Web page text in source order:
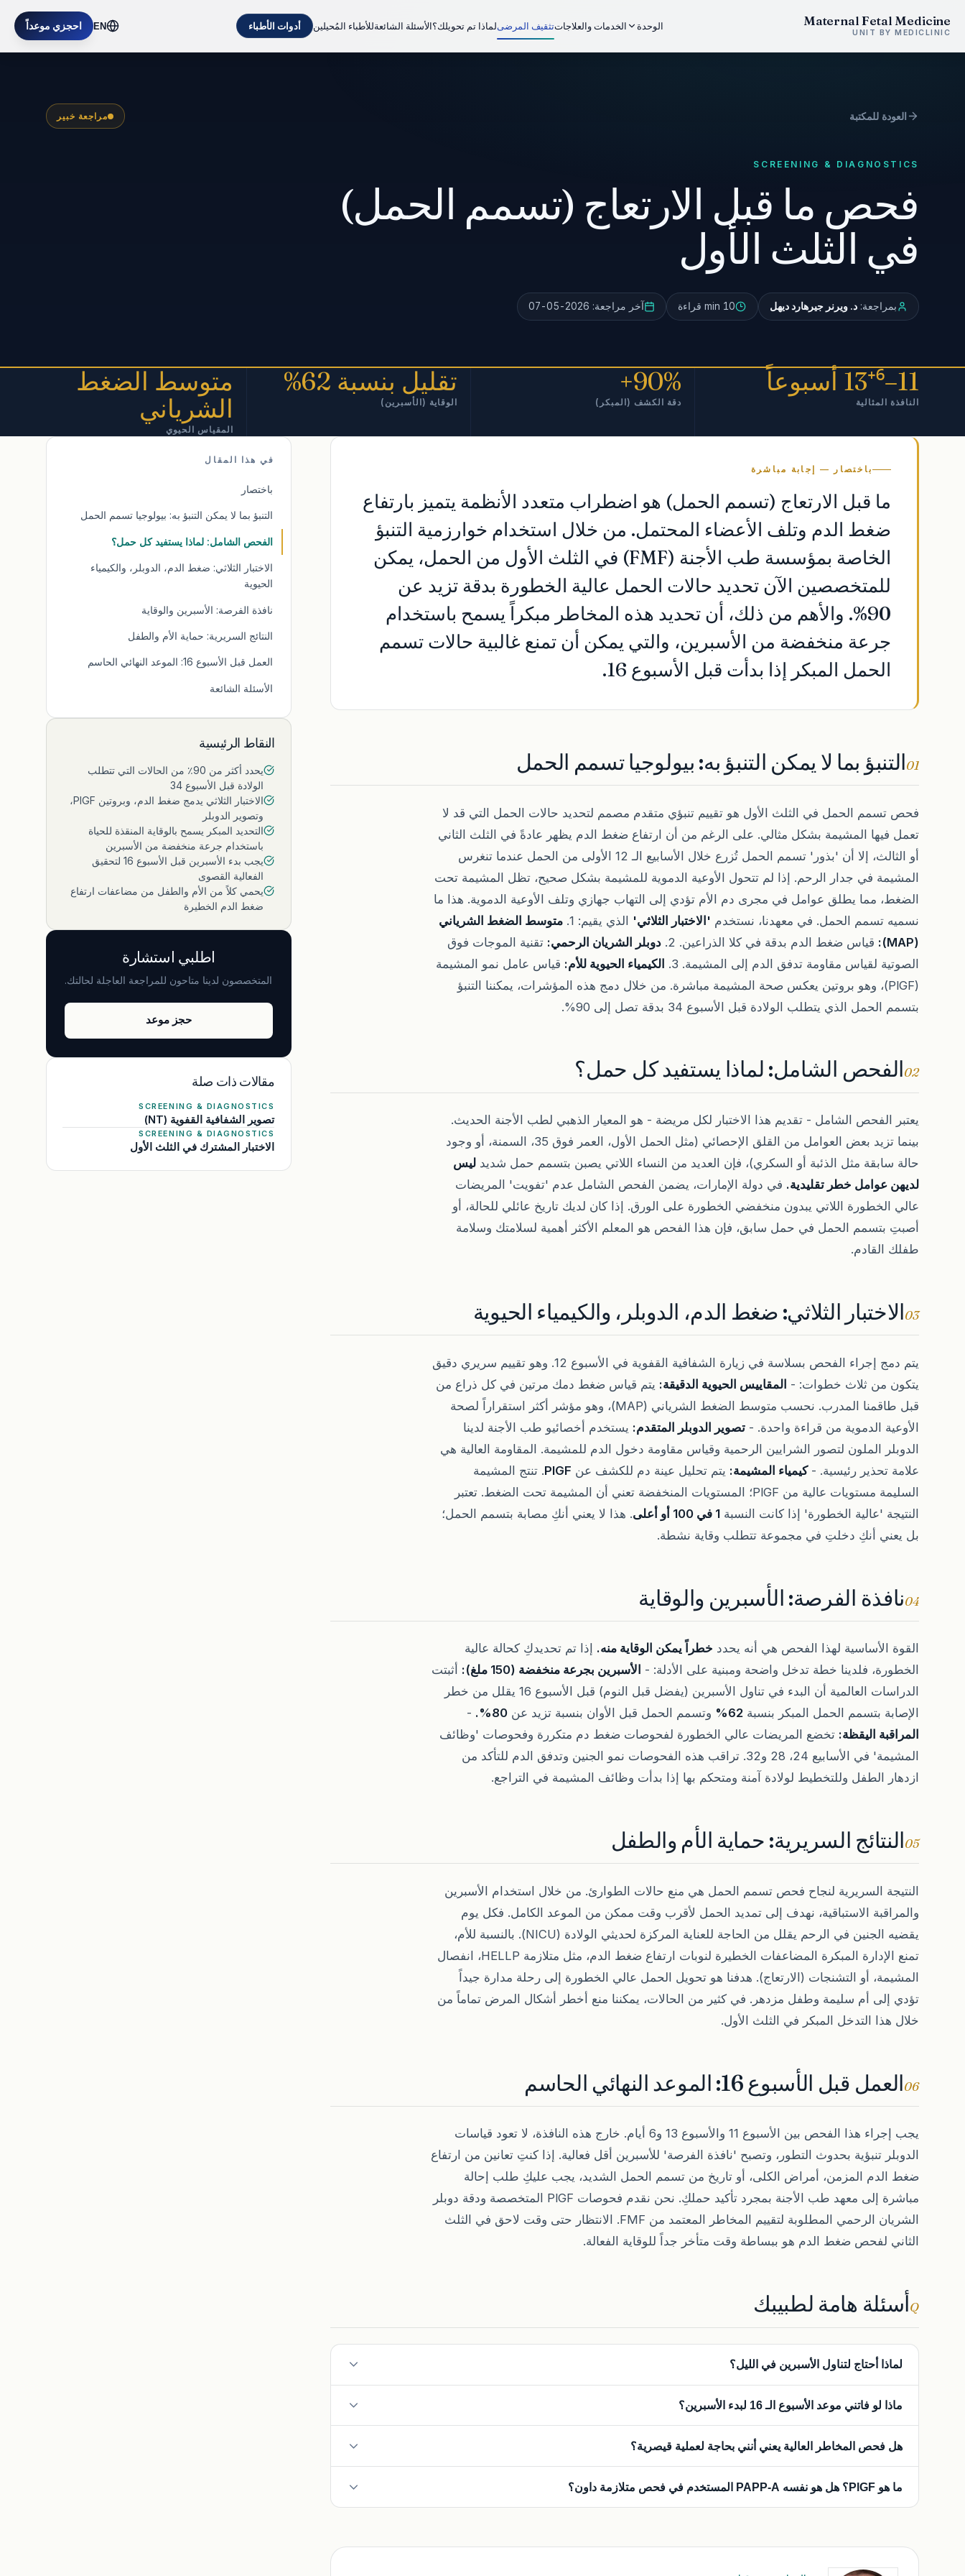
Maternal Fetal Medicine
UNIT BY MEDICLINIC
الوحدة الخدمات والعلاجاتتثقيف المرضىلماذا تم تحويلك؟الأسئلة الشائعةللأطباء المُحيلين أدوات الأطباء EN احجزي موعداً
العودة للمكتبة مراجعة خبير
SCREENING & DIAGNOSTICS
فحص ما قبل الارتعاج (تسمم الحمل)
في الثلث الأول
بمراجعة: د. ويرنر جيرهارد ديهل 10 min قراءة آخر مراجعة: 2026-05-07
11–13⁺⁶ أسبوعاً
النافذة المثالية
90%+
دقة الكشف (المبكر)
تقليل بنسبة 62%
الوقاية (الأسبرين)
متوسط الضغط
الشرياني
المقياس الحيوي
باختصار — إجابة مباشرة
ما قبل الارتعاج (تسمم الحمل) هو اضطراب متعدد الأنظمة يتميز بارتفاع
ضغط الدم وتلف الأعضاء المحتمل. من خلال استخدام خوارزمية التنبؤ
الخاصة بمؤسسة طب الأجنة (FMF) في الثلث الأول من الحمل، يمكن
للمتخصصين الآن تحديد حالات الحمل عالية الخطورة بدقة تزيد عن
90%. والأهم من ذلك، أن تحديد هذه المخاطر مبكراً يسمح باستخدام
جرعة منخفضة من الأسبرين، والتي يمكن أن تمنع غالبية حالات تسمم
الحمل المبكر إذا بدأت قبل الأسبوع 16.
01التنبؤ بما لا يمكن التنبؤ به: بيولوجيا تسمم الحمل
فحص تسمم الحمل في الثلث الأول هو تقييم تنبؤي متقدم مصمم لتحديد حالات الحمل التي قد لا
تعمل فيها المشيمة بشكل مثالي. على الرغم من أن ارتفاع ضغط الدم يظهر عادةً في الثلث الثاني
أو الثالث، إلا أن 'بذور' تسمم الحمل تُزرع خلال الأسابيع الـ 12 الأولى من الحمل عندما تنغرس
المشيمة في جدار الرحم. إذا لم تتحول الأوعية الدموية للمشيمة بشكل صحيح، تظل المشيمة تحت
الضغط، مما يطلق عوامل في مجرى دم الأم تؤدي إلى التهاب جهازي وتلف الأوعية الدموية. هذا ما
نسميه تسمم الحمل. في معهدنا، نستخدم 'الاختبار الثلاثي' الذي يقيم: 1.
متوسط الضغط الشرياني
(MAP):
قياس ضغط الدم بدقة في كلا الذراعين. 2. دوبلر الشريان الرحمي: تقنية الموجات فوق
الصوتية لقياس مقاومة تدفق الدم إلى المشيمة. 3.
الكيمياء الحيوية للأم: قياس عامل نمو المشيمة
(PlGF)، وهو بروتين يعكس صحة المشيمة مباشرة. من خلال دمج هذه المؤشرات، يمكننا التنبؤ
بتسمم الحمل الذي يتطلب الولادة قبل الأسبوع 34 بدقة تصل إلى 90%.
02الفحص الشامل: لماذا يستفيد كل حمل؟
يعتبر الفحص الشامل - تقديم هذا الاختبار لكل مريضة - هو المعيار الذهبي لطب الأجنة الحديث.
بينما تزيد بعض العوامل من القلق الإحصائي (مثل الحمل الأول، العمر فوق 35، السمنة، أو وجود
حالة سابقة مثل الذئبة أو السكري)، فإن العديد من النساء اللاتي يصبن بتسمم حمل شديد ليس
لديهن عوامل خطر تقليدية. في دولة الإمارات، يضمن الفحص الشامل عدم 'تفويت' المريضات
عالي الخطورة اللاتي يبدون منخفضي الخطورة على الورق. إذا كان لديك تاريخ عائلي للحالة، أو
أصبتِ بتسمم الحمل في حمل سابق، فإن هذا الفحص هو المعلم الأكثر أهمية لسلامتك وسلامة
طفلك القادم.
03الاختبار الثلاثي: ضغط الدم، الدوبلر، والكيمياء الحيوية
يتم دمج إجراء الفحص بسلاسة في زيارة الشفافية القفوية في الأسبوع 12. وهو تقييم سريري دقيق
يتكون من ثلاث خطوات: - المقاييس الحيوية الدقيقة: يتم قياس ضغط دمك مرتين في كل ذراع من
قبل طاقمنا المدرب. نحسب متوسط الضغط الشرياني (MAP)، وهو مؤشر أكثر استقراراً لصحة
الأوعية الدموية من قراءة واحدة. - تصوير الدوبلر المتقدم: يستخدم أخصائيو طب الأجنة لدينا
الدوبلر الملون لتصور الشرايين الرحمية وقياس مقاومة دخول الدم للمشيمة. المقاومة العالية هي
علامة تحذير رئيسية. -كيمياء المشيمة: يتم تحليل عينة دم للكشف عن PlGF. تنتج المشيمة
السليمة مستويات عالية من PlGF؛ المستويات المنخفضة تعني أن المشيمة تحت الضغط. تعتبر
النتيجة 'عالية الخطورة' إذا كانت النسبة 1 في 100 أو أعلى
. هذا لا يعني أنكِ مصابة بتسمم الحمل؛
بل يعني أنكِ دخلتِ في مجموعة تتطلب وقاية نشطة.
04نافذة الفرصة: الأسبرين والوقاية
القوة الأساسية لهذا الفحص هي أنه يحدد خطراً يمكن الوقاية منه. إذا تم تحديدكِ كحالة عالية
الخطورة، فلدينا خطة تدخل واضحة ومبنية على الأدلة: - الأسبرين بجرعة منخفضة (150 ملغ):
أثبتت
الدراسات العالمية أن البدء في تناول الأسبرين (يفضل قبل النوم) قبل الأسبوع 16 يقلل من خطر
الإصابة بتسمم الحمل المبكر بنسبة 62% وتسمم الحمل قبل الأوان بنسبة تزيد عن 80%.
-
المراقبة اليقظة: تخضع المريضات عالي الخطورة لفحوصات ضغط دم متكررة وفحوصات 'وظائف
المشيمة' في الأسابيع 24، 28 و32. تراقب هذه الفحوصات نمو الجنين وتدفق الدم للتأكد من
ازدهار الطفل وللتخطيط لولادة آمنة ومتحكم بها إذا بدأت وظائف المشيمة في التراجع.
05النتائج السريرية: حماية الأم والطفل
النتيجة السريرية لنجاح فحص تسمم الحمل هي منع حالات الطوارئ. من خلال استخدام الأسبرين
والمراقبة الاستباقية، نهدف إلى تمديد الحمل لأقرب وقت ممكن من الموعد الكامل. فكل يوم
يقضيه الجنين في الرحم يقلل من الحاجة للعناية المركزة لحديثي الولادة (NICU). بالنسبة للأم،
تمنع الإدارة المبكرة المضاعفات الخطيرة لنوبات ارتفاع ضغط الدم، مثل متلازمة HELLP، انفصال
المشيمة، أو التشنجات (الارتعاج). هدفنا هو تحويل الحمل عالي الخطورة إلى رحلة مدارة جيداً
تؤدي إلى أم سليمة وطفل مزدهر. في كثير من الحالات، يمكننا منع أخطر أشكال المرض تماماً من
خلال هذا التدخل المبكر في الثلث الأول.
06العمل قبل الأسبوع 16: الموعد النهائي الحاسم
يجب إجراء هذا الفحص بين الأسبوع 11 والأسبوع 13 و6 أيام. خارج هذه النافذة، لا تعود قياسات
الدوبلر تنبؤية بحدوث التطور، وتصبح 'نافذة الفرصة' للأسبرين أقل فعالية. إذا كنتِ تعانين من ارتفاع
ضغط الدم المزمن، أمراض الكلى، أو تاريخ من تسمم الحمل الشديد، يجب عليكِ طلب إحالة
مباشرة إلى معهد طب الأجنة بمجرد تأكيد حملكِ. نحن نقدم فحوصات PlGF المتخصصة ودقة دوبلر
الشريان الرحمي المطلوبة لتقييم المخاطر المعتمد من FMF. الانتظار حتى وقت لاحق في الثلث
الثاني لفحص ضغط الدم هو ببساطة وقت متأخر جداً للوقاية الفعالة.
Qأسئلة هامة لطبيبك
لماذا أحتاج لتناول الأسبرين في الليل؟
يرجع إلى الإيقاع اليومي لجهاز القلب والأوعية الدموية.
ماذا لو فاتني موعد الأسبوع الـ 16 لبدء الأسبرين؟
إلى مرحلة مراقبة أكثر كثافة لمراقبة العلامات المبكرة للحالة.
هل فحص المخاطر العالية يعني أنني بحاجة لعملية قيصرية؟
الإشارة للعملية القيصرية فقط إذا أظهر الطفل علامات إجهاد أو إذا أصبح ضغط دم الأم غير آمن.
ما هو PlGF؟ هل هو نفسه PAPP-A المستخدم في فحص متلازمة داون؟
في هذا المقال
باختصار
التنبؤ بما لا يمكن التنبؤ به: بيولوجيا تسمم الحمل
الفحص الشامل: لماذا يستفيد كل حمل؟
الاختبار الثلاثي: ضغط الدم، الدوبلر، والكيمياء
الحيوية
نافذة الفرصة: الأسبرين والوقاية
النتائج السريرية: حماية الأم والطفل
العمل قبل الأسبوع 16: الموعد النهائي الحاسم
الأسئلة الشائعة
النقاط الرئيسية
يحدد أكثر من 90٪ من الحالات التي تتطلب
الولادة قبل الأسبوع 34
الاختبار الثلاثي يدمج ضغط الدم، وبروتين PlGF،
وتصوير الدوبلر
التحديد المبكر يسمح بالوقاية المنقذة للحياة
باستخدام جرعة منخفضة من الأسبرين
يجب بدء الأسبرين قبل الأسبوع 16 لتحقيق
الفعالية القصوى
يحمي كلاً من الأم والطفل من مضاعفات ارتفاع
ضغط الدم الخطيرة
اطلبي استشارة
المتخصصون لدينا متاحون للمراجعة العاجلة لحالتك.
حجز موعد
مقالات ذات صلة
SCREENING & DIAGNOSTICS
تصوير الشفافية القفوية (NT)
SCREENING & DIAGNOSTICS
الاختبار المشترك في الثلث الأول